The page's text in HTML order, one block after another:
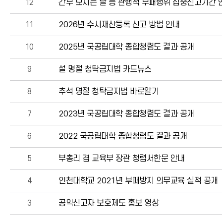
12 간부 모시는 날 등 관행적 부패행위 집중신고기간
11 2026년 수시재산등록 신고 방법 안내
10 2025년 국공립대학 종합청렴도 결과 공개
9 설 명절 청탁금지법 카드뉴스
8 추석 명절 청탁금지법 바로알기
7 2023년 국공립대학 종합청렴도 결과 공개
6 2022 국공립대학 종합청렴도 결과 공개
5 부총리 겸 교육부 장관 청렴서한문 안내
4 인천대학교 2021년 부패방지 의무교육 실적 공개
3 공익신고자 보호제도 홍보 영상